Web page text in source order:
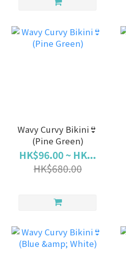
Wavy Curvy Bikini👙
(Pine Green)
HK$96.00 ~ HK...
HK$680.00